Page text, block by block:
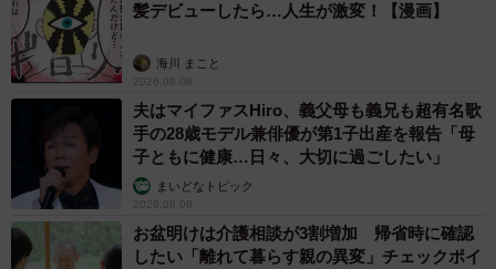
髪デビューしたら…人生が激変！【漫画】
海川 まこと
2026.08.08
夫はマイファスHiro、義父母も義兄も超有名歌
手の28歳モデル兼俳優が第1子出産を報告「母
子ともに健康…日々、大切に過ごしたい」
まいどなトピック
2026.08.08
お盆明けは介護相談が3割増加 帰省時に確認
したい「離れて暮らす親の異変」チェックポイ